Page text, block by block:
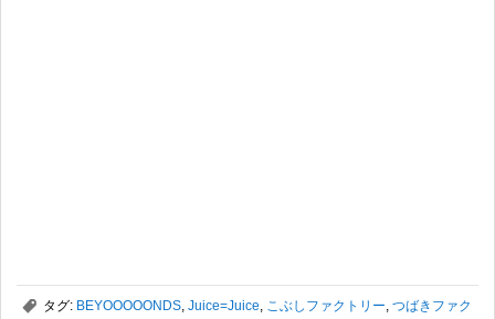
, タグ: BEYOOOOONDS Juice=Juice こぶしファクトリー つばきファク